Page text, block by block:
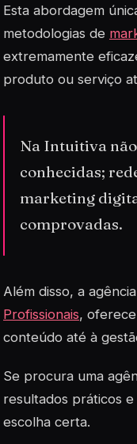
Esta abordagem
metodologias de
extremamente
produto ou serviço
Na Intuitiva
conhecidas;
marketing
comprovadas.
Além disso, a
Profissionais,
conteúdo até à
Se procura uma
resultados práticos
escolha certa.